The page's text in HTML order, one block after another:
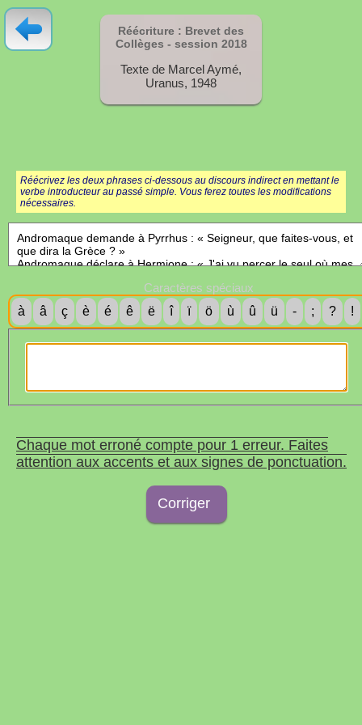
Réécriture : Brevet des
Collèges - session 2018
Texte de Marcel Aymé,
Uranus, 1948
Réécrivez les deux phrases ci-dessous au discours indirect en mettant le
verbe introducteur au passé simple. Vous ferez toutes les modifications
nécessaires.
Caractères spéciaux
à
â ç è é ê ë î ï ö ù û ü - ; ? !
Chaque mot erroné compte pour 1 erreur. Faites
attention aux accents et aux signes de ponctuation.